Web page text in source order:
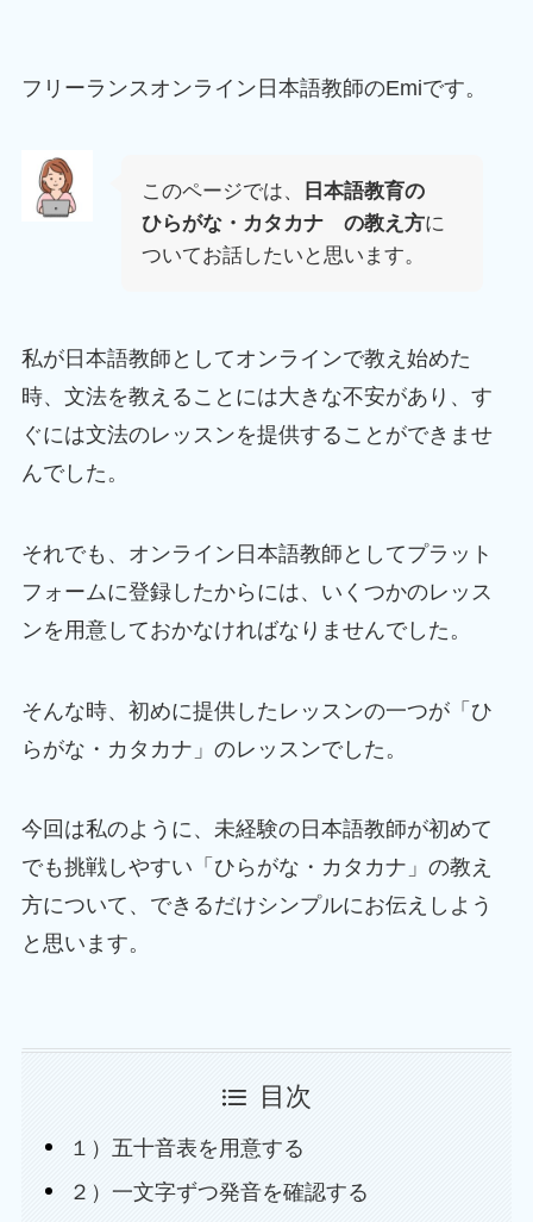
フリーランスオンライン日本語教師のEmiです。
このページでは、
日本語教育の
ひらがな・カタカナ の教え方に
ついてお話したいと思います。
私が日本語教師としてオンラインで教え始めた
時、文法を教えることには大きな不安があり、す
ぐには文法のレッスンを提供することができませ
んでした。
それでも、オンライン日本語教師としてプラット
フォームに登録したからには、いくつかのレッス
ンを用意しておかなければなりませんでした。
そんな時、初めに提供したレッスンの一つが「ひ
らがな・カタカナ」のレッスンでした。
今回は私のように、未経験の日本語教師が初めて
でも挑戦しやすい「ひらがな・カタカナ」の教え
方について、できるだけシンプルにお伝えしよう
と思います。
目次
１）五十音表を用意する
２）一文字ずつ発音を確認する